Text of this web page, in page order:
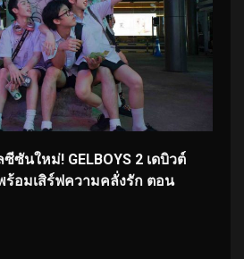
ซีซันใหม่! GELBOYS 2 เดบิวต์
ร้อมเสิร์ฟความคลั่งรัก ตอน